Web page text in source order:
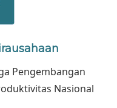
Pengembangan
Nasional